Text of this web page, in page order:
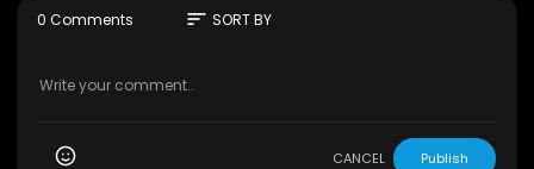
0 Comments sort SORT BY
CANCEL Publish